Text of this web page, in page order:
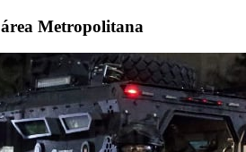
Metropolitana